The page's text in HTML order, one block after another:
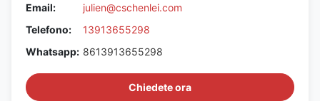
Email:
julien@cschenlei.com
Telefono:
13913655298
Whatsapp: 8613913655298
Chiedete ora